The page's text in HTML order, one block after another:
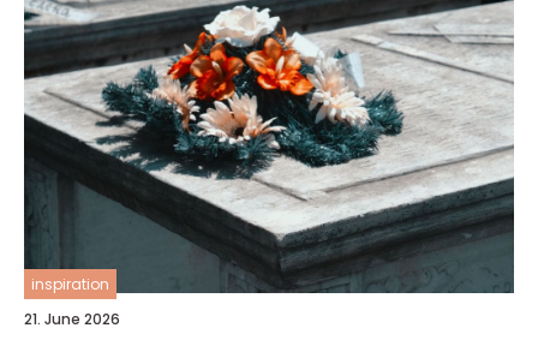
inspiration
21. June 2026